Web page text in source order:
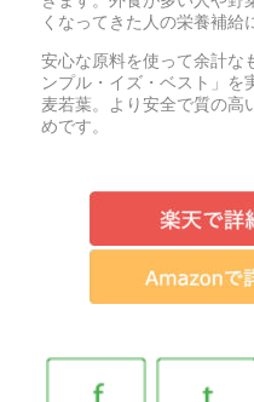
くなってきた人の栄養補給
安心な原料を使って余計な
ンプル・イズ・ベスト」を
麦若葉。より安全で質の高
めです。